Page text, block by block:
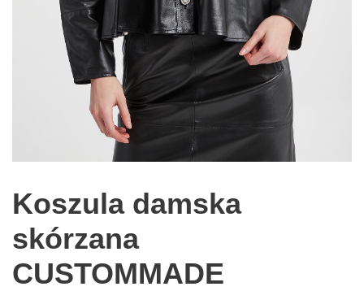
Koszula damska
skórzana
CUSTOMMADE